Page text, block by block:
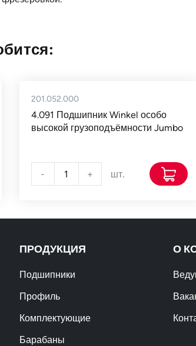
201.052.000
4.091 Подшипник Winkel особо
высокой грузоподъёмности Jumbo
- + шт.
ПРОДУКЦИЯ
Подшипники
Профиль
Комплектующие
Барабаны
О